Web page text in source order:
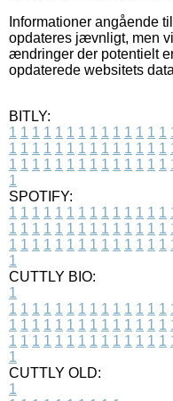
Informationer angående
opdateres jævnligt, men
ændringer der potentielt
opdaterede websitets
BITLY:
1 1 1 1 1 1 1 1 1 1 1 1 1 1
1 1 1 1 1 1 1 1 1 1 1 1 1 1
1 1 1 1 1 1 1 1 1 1 1 1 1 1
1
SPOTIFY:
1 1 1 1 1 1 1 1 1 1 1 1 1 1
1 1 1 1 1 1 1 1 1 1 1 1 1 1
1 1 1 1 1 1 1 1 1 1 1 1 1 1
1
CUTTLY BIO:
1
1 1 1 1 1 1 1 1 1 1 1 1 1 1
1 1 1 1 1 1 1 1 1 1 1 1 1 1
1 1 1 1 1 1 1 1 1 1 1 1 1 1
1
CUTTLY OLD:
1